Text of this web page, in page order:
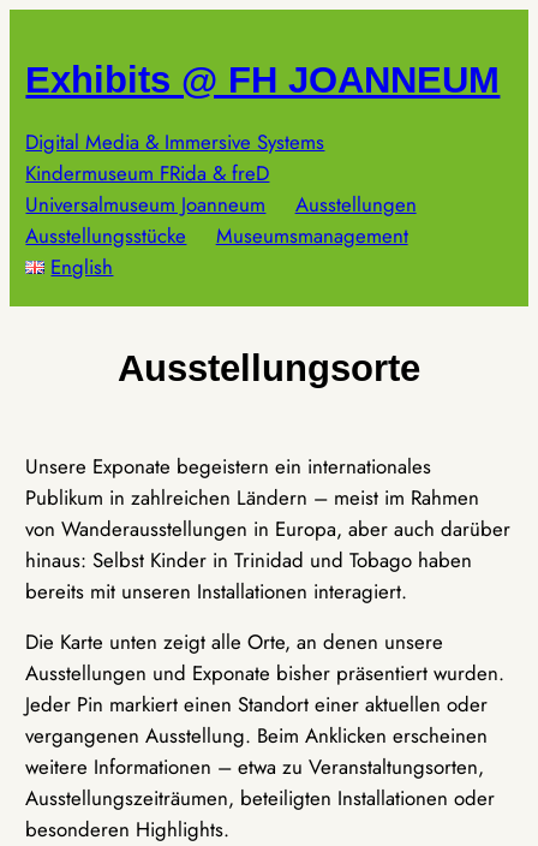
springen
Exhibits @ FH JOANNEUM
Digital Media & Immersive Systems
Kindermuseum FRida & freD
Universalmuseum Joanneum
Ausstellungen
Ausstellungsstücke
Museumsmanagement
English
Ausstellungsorte
Unsere Exponate begeistern ein internationales
Publikum in zahlreichen Ländern – meist im Rahmen
von Wanderausstellungen in Europa, aber auch darüber
hinaus: Selbst Kinder in Trinidad und Tobago haben
bereits mit unseren Installationen interagiert.
Die Karte unten zeigt alle Orte, an denen unsere
Ausstellungen und Exponate bisher präsentiert wurden.
Jeder Pin markiert einen Standort einer aktuellen oder
vergangenen Ausstellung. Beim Anklicken erscheinen
weitere Informationen – etwa zu Veranstaltungsorten,
Ausstellungszeiträumen, beteiligten Installationen oder
besonderen Highlights.